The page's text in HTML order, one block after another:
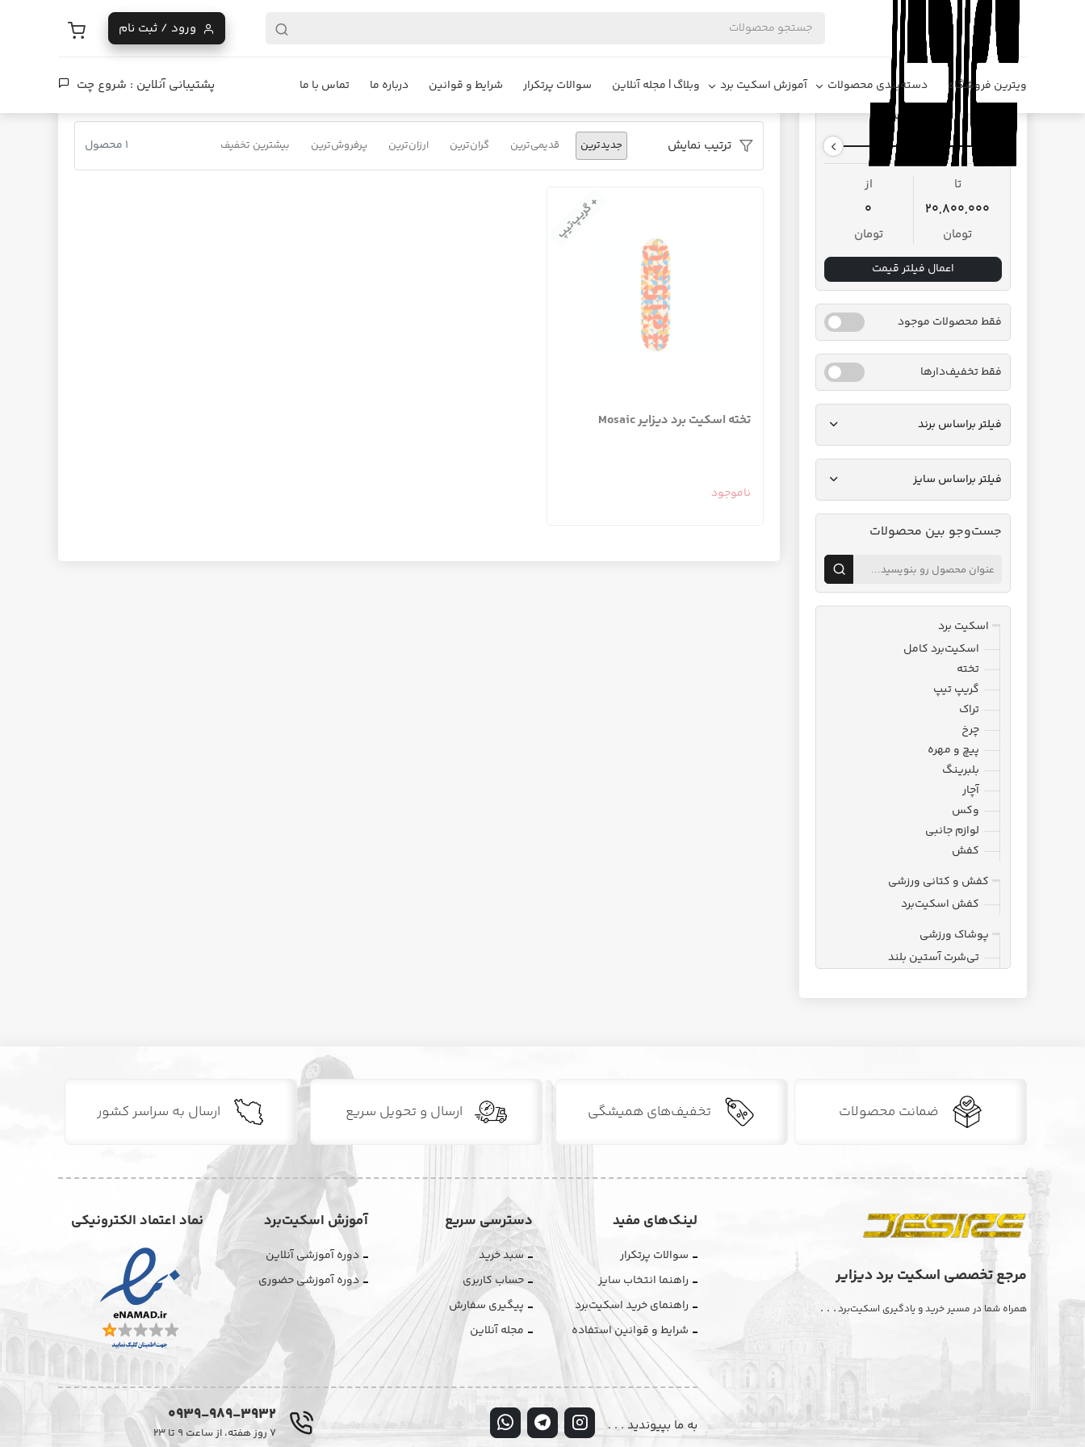
ورود / ثبت نام
ویترین فروشگاه دسته‌بندی محصولات آموزش اسکیت برد وبلاگ | مجله آنلاین سوالات پرتکرار شرایط و قوانین درباره ما تماس با ما پشتیبانی آنلاین : شروع چت
محدوده قیمت
تا
20,800,000
تومان
از
0
تومان
اعمال فیلتر قیمت
فقط محصولات موجود
فقط تخفیف‌دارها
فیلتر براساس برند
فیلتر براساس سایز
جست‌وجو بین محصولات
اسکیت برد
اسکیت‌برد کامل
تخته
گریپ تیپ
تراک
چرخ
پیچ و مهره
بلبرینگ
آچار
وکس
لوازم جانبی
کفش
کفش و کتانی ورزشی
کفش اسکیت‌برد
پوشاک ورزشی
تی‌شرت آستین بلند
فروشگاه دیزایر محصولات تخته اسکیت برد طرح موزاییک
ترتیب نمایش جدیدترین قدیمی‌ترین گران‌ترین ارزان‌ترین پرفروش‌ترین بیشترین تخفیف 1 محصول
تخته اسکیت برد دیزایر Mosaic
ناموجود
+ گریپ‌تیپ
ضمانت محصولات تخفیف‌های همیشگی ارسال و تحویل سریع ارسال به سراسر کشور
مرجع تخصصی اسکیت برد دیزایر
همراه شما در مسیر خرید و یادگیری اسکیت‌برد. . .
لینک‌های مفید
سوالات پرتکرار
راهنما انتخاب سایز
راهنمای خرید اسکیت‌برد
شرایط و قوانین استفاده
دسترسی سریع
سبد خرید
حساب کاربری
پیگیری سفارش
مجله آنلاین
آموزش اسکیت‌برد
دوره آموزشی آنلاین
دوره آموزشی حضوری
نماد اعتماد الکترونیکی
به ما بپیوندید . . . 0939-989-3932
۷ روز هفته، از ساعت ۹ تا ۲۳